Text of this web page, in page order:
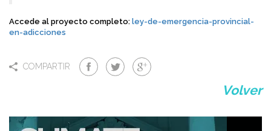
Accede al proyecto completo: ley-de-emergencia-provincial-
en-adicciones
COMPARTIR
Volver